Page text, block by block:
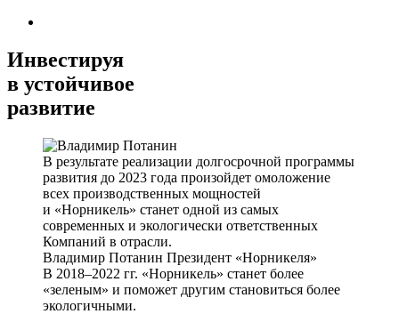
Инвестируя
в устойчивое
развитие
В результате реализации долгосрочной программы
развития до 2023 года произойдет омоложение
всех производственных мощностей
и «Норникель» станет одной из самых
современных и экологически ответственных
Компаний в отрасли.
Владимир Потанин Президент «Норникеля»
В 2018–2022 гг. «Норникель» станет более
«зеленым» и поможет другим становиться более
экологичными.